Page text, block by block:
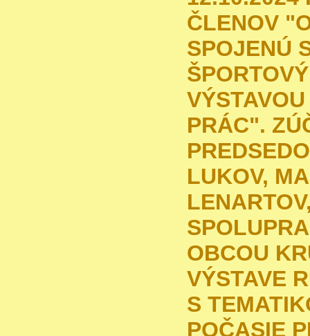
ČLENOV
SPOJENÚ
PRÁC".
LUKOV,
OBCOU
VÝSTAVE
S
POČASIE